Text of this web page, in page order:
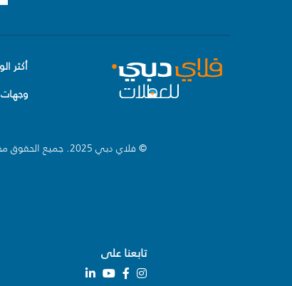
أكثر
© فلاي دبي 2025. جميع الحقوق محفوظة.
تابعنا على